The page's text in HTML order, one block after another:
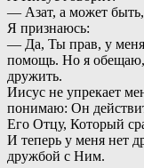
— Азат, а может
Я признаюсь:
— Да, Ты прав, у
помощь. Но я
дружить.
Иисус не упрекает
понимаю: Он
Его Отцу, Который
И теперь у меня нет
дружбой с Ним.